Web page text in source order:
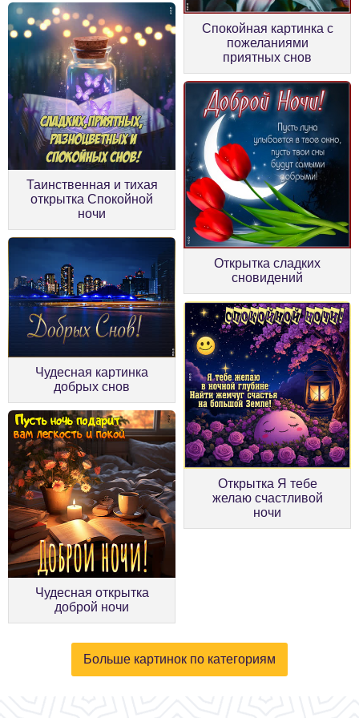
Таинственная и тихая
открытка Спокойной
ночи
Спокойная картинка с
пожеланиями
приятных снов
Чудесная картинка
добрых снов
Открытка сладких
сновидений
Чудесная открытка
доброй ночи
Открытка Я тебе
желаю счастливой
ночи
Больше картинок по категориям